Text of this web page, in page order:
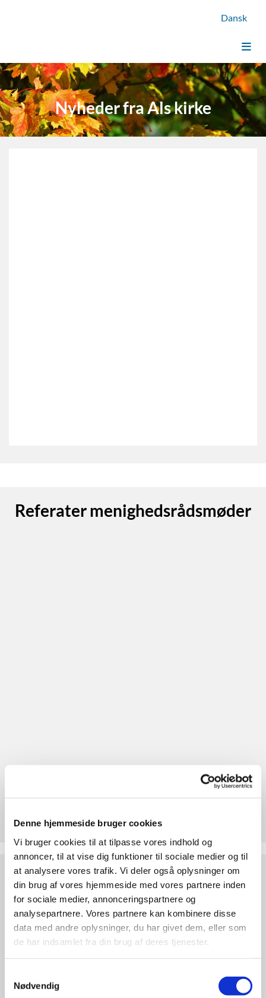
Denne hjemmeside bruger cookies
Vi bruger cookies til at tilpasse vores indhold og
annoncer, til at vise dig funktioner til sociale medier og til
at analysere vores trafik. Vi deler også oplysninger om
din brug af vores hjemmeside med vores partnere inden
for sociale medier, annonceringspartnere og
analysepartnere. Vores partnere kan kombinere disse
data med andre oplysninger, du har givet dem, eller som
de har indsamlet fra din brug af deres tjenester.
Nødvendig
Dansk
Nyheder fra Als kirke
Referater menighedsrådsmøder
Referater fra tidligere år kan rekvireres
ved at kontakte menighedsrådet på
Als og Øster Hurup kirker -
Mød os på Facebook